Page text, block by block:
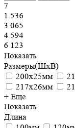
7
1 536
3 065
4 594
6 123
Показать
Размеры(ШхВ)
200х25мм
217х26мм
+ Еще
Показать
Длина